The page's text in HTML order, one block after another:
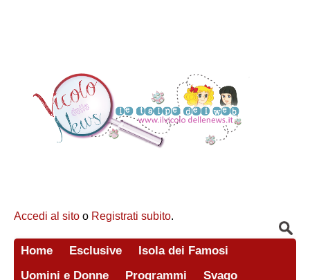
Accedi al sito o Registrati subito.
Home Esclusive
Isola dei Famosi
Uomini e Donne
Programmi
Svago